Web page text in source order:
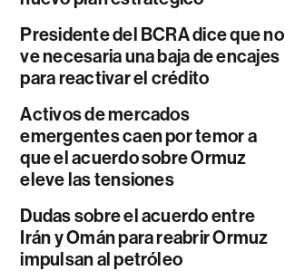
Presidente del BCRA dice que no
ve necesaria una baja de encajes
para reactivar el crédito
Activos de mercados
emergentes caen por temor a
que el acuerdo sobre Ormuz
eleve las tensiones
Dudas sobre el acuerdo entre
Irán y Omán para reabrir Ormuz
impulsan al petróleo